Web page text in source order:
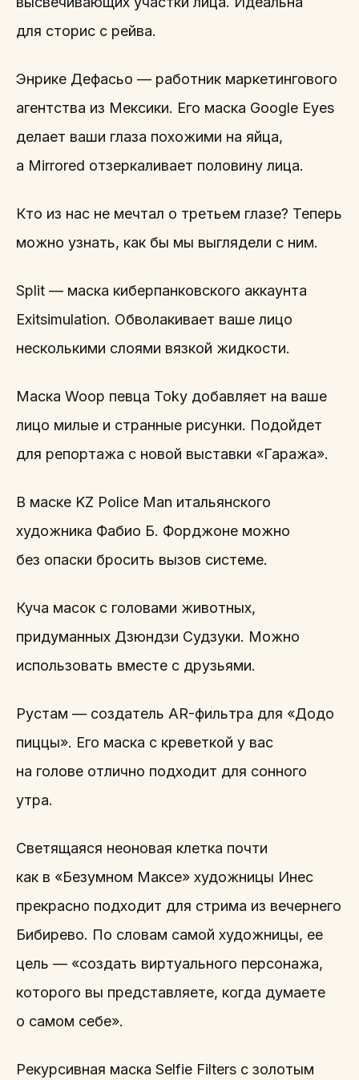
для сторис с рейва.
Энрике Дефасьо — работник маркетингового
агентства из Мексики. Его маска Google Eyes
делает ваши глаза похожими на яйца,
а Mirrored отзеркаливает половину лица.
Кто из нас не мечтал о третьем глазе? Теперь
можно узнать, как бы мы выглядели с ним.
Split — маска киберпанковского аккаунта
Exitsimulation. Обволакивает ваше лицо
несколькими слоями вязкой жидкости.
Маска Woop певца Toky добавляет на ваше
лицо милые и странные рисунки. Подойдет
для репортажа с новой выставки «Гаража».
В маске KZ Police Man итальянского
художника Фабио Б. Форджоне можно
без опаски бросить вызов системе.
Куча масок с головами животных,
придуманных Дзюндзи Судзуки. Можно
использовать вместе с друзьями.
Рустам — создатель AR-фильтра для «Додо
пиццы». Его маска с креветкой у вас
на голове отлично подходит для сонного
утра.
Светящаяся неоновая клетка почти
как в «Безумном Максе» художницы Инес
прекрасно подходит для стрима из вечернего
Бибирево. По словам самой художницы, ее
цель — «создать виртуального персонажа,
которого вы представляете, когда думаете
о самом себе».
Рекурсивная маска Selfie Filters c золотым